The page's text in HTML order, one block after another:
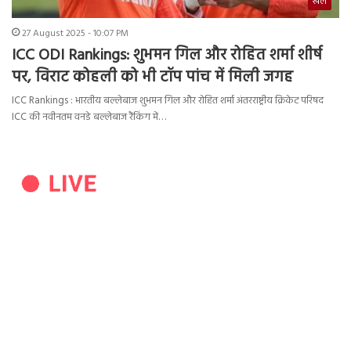
27 August 2025 - 10:07 PM
ICC ODI Rankings: शुभमन गिल और रोहित शर्मा शीर्ष
पर, विराट कोहली को भी टॉप पांच में मिली जगह
ICC Rankings : भारतीय बल्लेबाज शुभमन गिल और रोहित शर्मा अंतरराष्ट्रीय क्रिकेट परिषद
ICC की नवीनतम वनडे बल्लेबाज रैंकिंग में…